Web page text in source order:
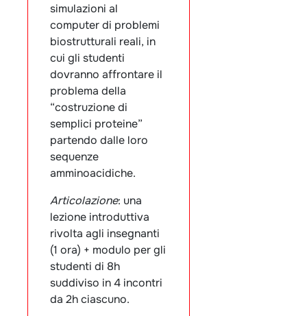
simulazioni al
computer di problemi
biostrutturali reali, in
cui gli studenti
dovranno affrontare il
problema della
“costruzione di
semplici proteine”
partendo dalle loro
sequenze
amminoacidiche.
Articolazione: una
lezione introduttiva
rivolta agli insegnanti
(1 ora) + modulo per gli
studenti di 8h
suddiviso in 4 incontri
da 2h ciascuno.